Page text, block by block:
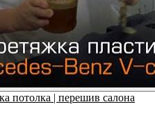
потолка | перешив салона